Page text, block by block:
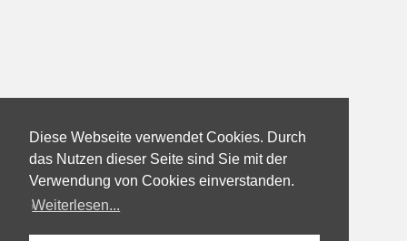
Diese Webseite verwendet Cookies. Durch
das Nutzen dieser Seite sind Sie mit der
Verwendung von Cookies einverstanden.
Weiterlesen...